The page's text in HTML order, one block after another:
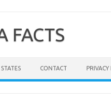
FACTS
STATES CONTACT PRIVACY